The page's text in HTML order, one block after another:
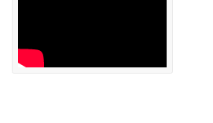
Maße: 65x40x40 cm